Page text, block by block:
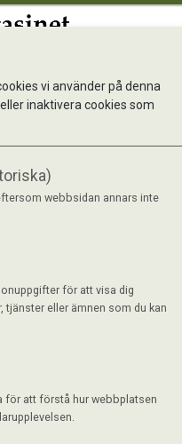
43x28cm
vi använder på denna
inaktivera cookies som
webbsidan annars inte
för att visa dig
tjänster eller ämnen som du kan
för att förstå hur webbplatsen